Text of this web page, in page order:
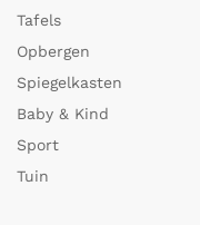
Tafels
Opbergen
Spiegelkasten
Baby & Kind
Sport
Tuin